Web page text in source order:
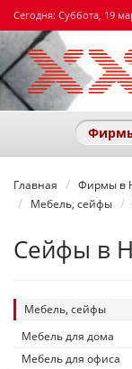
Сегодня: Суббота, 19
Главная
Фирмы в
Мебель, сейфы
Сейфы в
Мебель, сейфы
Мебель для дома
Мебель для офиса